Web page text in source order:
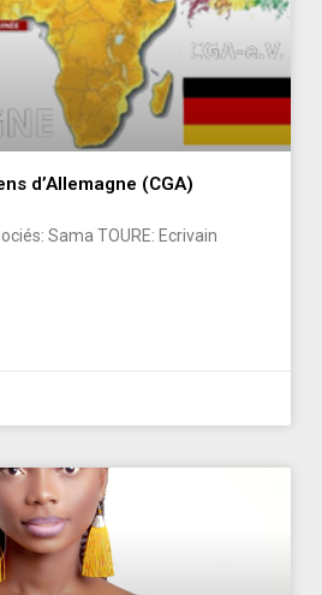
d’Allemagne (CGA)
Sama TOURE: Ecrivain